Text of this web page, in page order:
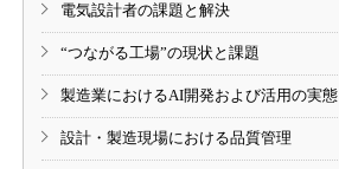
電気設計者の課題と解決
“つながる工場”の現状と課題
製造業におけるAI開発および活用の実態
設計・製造現場における品質管理